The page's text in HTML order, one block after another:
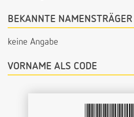
BEKANNTE NAMENSTRÄGER
keine Angabe
VORNAME ALS CODE